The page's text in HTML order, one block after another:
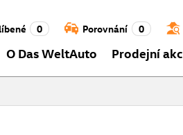
0 Porovnání 0
O Das WeltAuto Prodejní